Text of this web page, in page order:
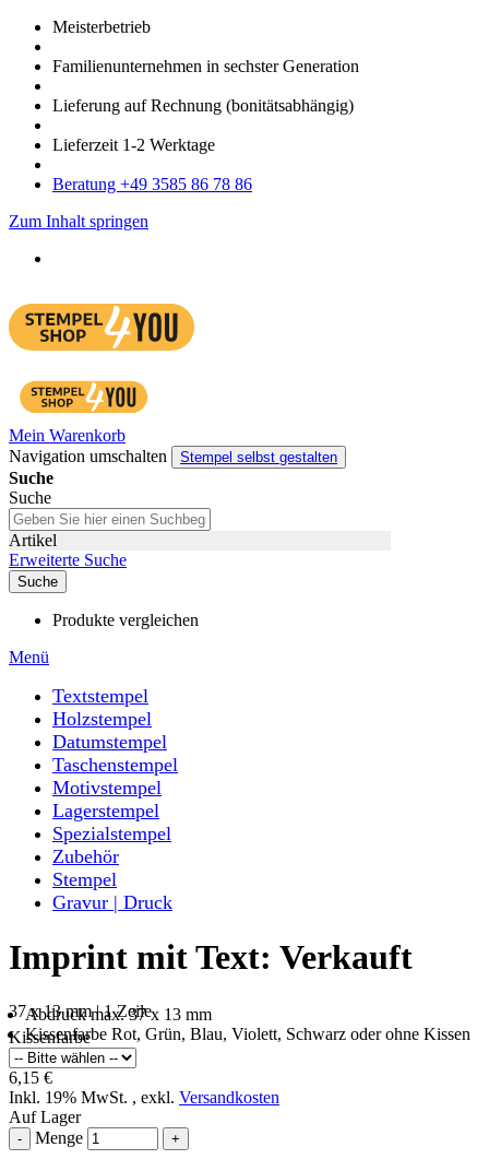
Meister­betrieb
Familien­unter­nehmen in sechster Gene­ration
Lieferung auf Rech­nung (bonitätsabhängig)
Liefer­zeit 1-2 Werk­tage
Bera­tung +49 3585 86 78 86
Zum Inhalt springen
Mein Warenkorb
Navigation umschalten
Stempel selbst gestalten
Suche
Suche
Artikel
Erweiterte Suche
Suche
Produkte vergleichen
Menü
Textstempel
Holzstempel
Datumstempel
Taschenstempel
Motivstempel
Lagerstempel
Spezialstempel
Zubehör
Stempel
Gravur | Druck
Imprint mit Text: Verkauft
37 x 13 mm | 1 Zeile
Abdruck max. 37 x 13 mm
Kissenfarbe Rot, Grün, Blau, Violett, Schwarz oder ohne Kissen
Kissenfarbe
6,15 €
Inkl. 19% MwSt. , exkl. Versandkosten
Auf Lager
- Menge +